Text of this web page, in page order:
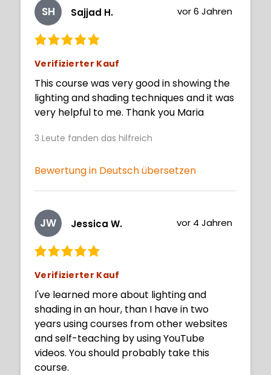
SH Sajjad H. vor 6 Jahren
Verifizierter Kauf
This course was very good in showing the
lighting and shading techniques and it was
very helpful to me. Thank you Maria
3 Leute fanden das hilfreich
Bewertung in Deutsch übersetzen
JW Jessica W. vor 4 Jahren
Verifizierter Kauf
I've learned more about lighting and
shading in an hour, than I have in two
years using courses from other websites
and self-teaching by using YouTube
videos. You should probably take this
course.